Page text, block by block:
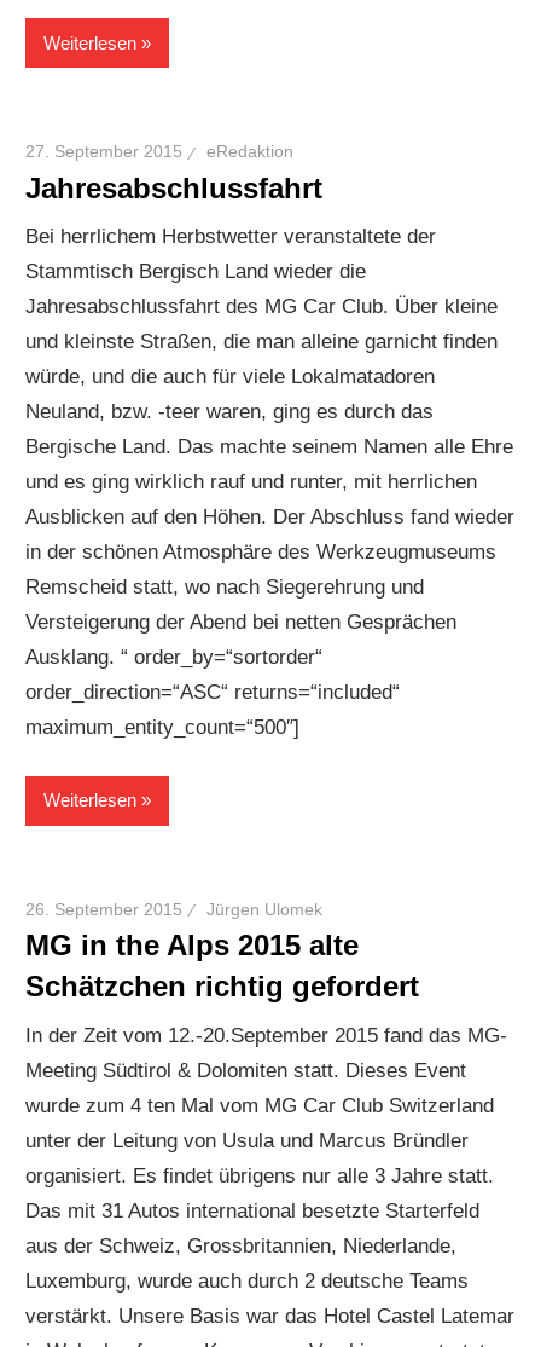
Weiterlesen
27. September 2015 eRedaktion
Jahresabschlussfahrt
Bei herrlichem Herbstwetter veranstaltete der
Stammtisch Bergisch Land wieder die
Jahresabschlussfahrt des MG Car Club. Über kleine
und kleinste Straßen, die man alleine garnicht finden
würde, und die auch für viele Lokalmatadoren
Neuland, bzw. -teer waren, ging es durch das
Bergische Land. Das machte seinem Namen alle Ehre
und es ging wirklich rauf und runter, mit herrlichen
Ausblicken auf den Höhen. Der Abschluss fand wieder
in der schönen Atmosphäre des Werkzeugmuseums
Remscheid statt, wo nach Siegerehrung und
Versteigerung der Abend bei netten Gesprächen
Ausklang. “ order_by=“sortorder“
order_direction=“ASC“ returns=“included“
maximum_entity_count=“500″]
Weiterlesen
26. September 2015 Jürgen Ulomek
MG in the Alps 2015 alte
Schätzchen richtig gefordert
In der Zeit vom 12.-20.September 2015 fand das MG-
Meeting Südtirol & Dolomiten statt. Dieses Event
wurde zum 4 ten Mal vom MG Car Club Switzerland
unter der Leitung von Usula und Marcus Bründler
organisiert. Es findet übrigens nur alle 3 Jahre statt.
Das mit 31 Autos international besetzte Starterfeld
aus der Schweiz, Grossbritannien, Niederlande,
Luxemburg, wurde auch durch 2 deutsche Teams
verstärkt. Unsere Basis war das Hotel Castel Latemar